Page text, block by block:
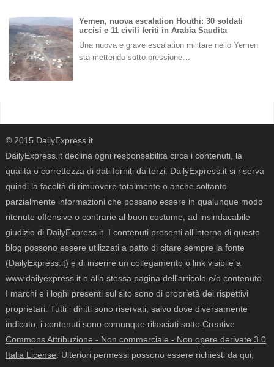
Yemen, nuova escalation Houthi: 30 soldati
uccisi e 11 civili feriti in Arabia Saudita
Una nuova e grave escalation militare nello Yemen
sta mettendo sotto pressione…
© 2015 DailyExpress.it
DailyExpress.it declina ogni responsabilità circa i contenuti, la
qualità o correttezza di dati forniti da terzi. DailyExpress.it si riserva
quindi la facoltà di rimuovere totalmente o anche soltanto
parzialmente informazioni che possano essere in qualunque modo
ritenute offensive o contrarie al buon costume, ad insindacabile
giudizio di DailyExpress.it. I contenuti presenti all'interno di questo
blog possono essere utilizzati a patto di citare sempre la fonte
(DailyExpress.it) e di inserire un collegamento o link visibile a
www.dailyexpress.it o alla stessa pagina dell'articolo e/o contenuto.
I marchi e i loghi presenti sul sito sono di proprietà dei rispettivi
proprietari. Tutti i diritti sono riservati; salvo dove diversamente
indicato, i contenuti sono comunque rilasciati sotto Creative
Commons Attribuzione - Non commerciale - Non opere derivate 3.0
Italia License . Ulteriori permessi possono essere richiesti da qui,